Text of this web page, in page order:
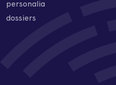
personalia
dossiers